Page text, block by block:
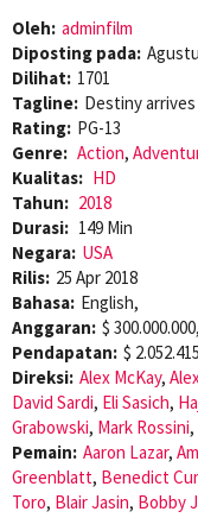
Oleh: adminfilm
Diposting pada:
Dilihat: 1701
Tagline: Destiny
Rating: PG-13
Genre: Action,
Kualitas: HD
Tahun: 2018
Durasi: 149 Min
Negara: USA
Rilis: 25 Apr 2018
Bahasa: English,
Anggaran: $
Pendapatan: $
Direksi: Alex McKay,
David Sardi, Eli Sasich,
Grabowski, Mark Rossini,
Pemain: Aaron Lazar,
Greenblatt, Benedict
Toro, Blair Jasin, Bobby